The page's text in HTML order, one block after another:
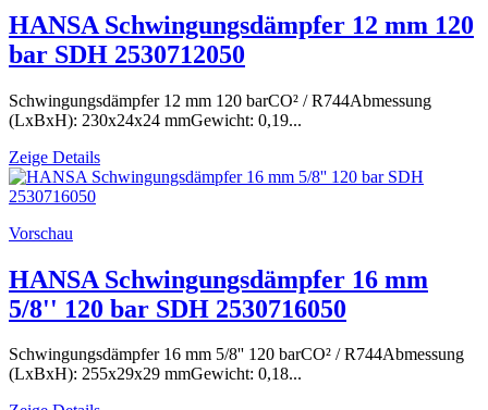
HANSA Schwingungsdämpfer 12 mm 120
bar SDH 2530712050
Schwingungsdämpfer 12 mm 120 barCO² / R744Abmessung
(LxBxH): 230x24x24 mmGewicht: 0,19...
Zeige Details
Vorschau
HANSA Schwingungsdämpfer 16 mm
5/8'' 120 bar SDH 2530716050
Schwingungsdämpfer 16 mm 5/8'' 120 barCO² / R744Abmessung
(LxBxH): 255x29x29 mmGewicht: 0,18...